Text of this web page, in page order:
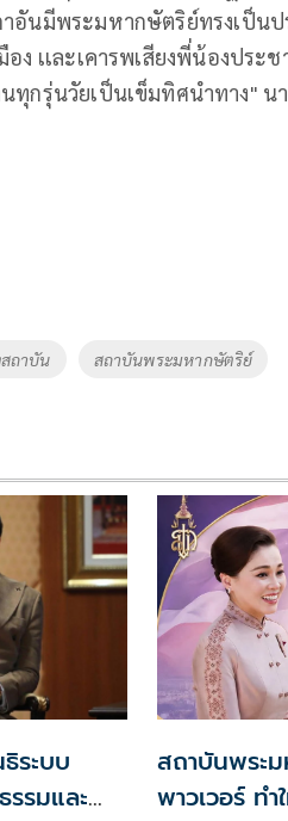
อันมีพระมหากษัตริย์ทรงเป็น
ง เเละเคารพเสียงพี่น้องปร
ทุกรุ่นวัยเป็นเข็มทิศนำทาง" น
ถาบัน สถาบันพระมหากษัตริย์
ระบบ
รมและ
สถาบันพระ
พาวเวอร์ ท